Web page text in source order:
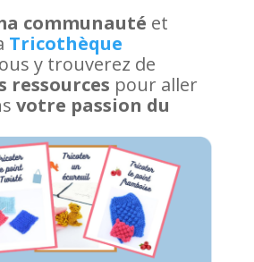
communauté et
Tricothèque
y trouverez de
ressources pour aller
votre passion du